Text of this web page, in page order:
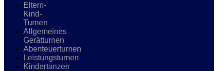
Eltern-
Kind-
Turnen
Allgemeines
Gerätturnen
Abenteuerturnen
Leistungsturnen
Kindertanzen